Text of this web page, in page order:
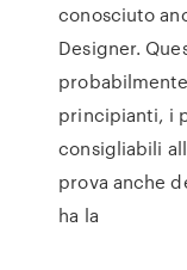
conosciuto
Designer.
principianti, i
consigliabili
prova anche
ha la